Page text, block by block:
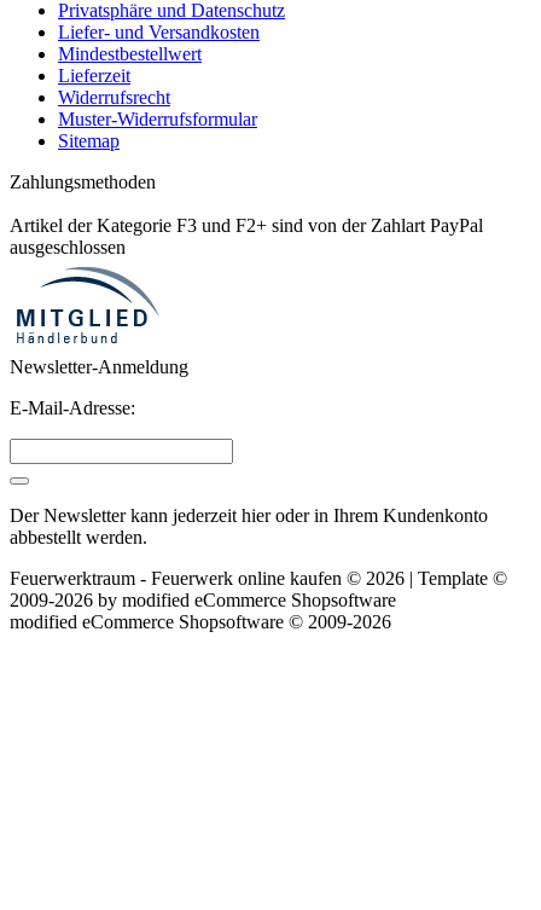
Privatsphäre und Datenschutz
Liefer- und Versandkosten
Mindestbestellwert
Lieferzeit
Widerrufsrecht
Muster-Widerrufsformular
Sitemap
Zahlungsmethoden
Artikel der Kategorie F3 und F2+ sind von der Zahlart PayPal
ausgeschlossen
Newsletter-Anmeldung
E-Mail-Adresse:
Der Newsletter kann jederzeit hier oder in Ihrem Kundenkonto
abbestellt werden.
Feuerwerktraum - Feuerwerk online kaufen © 2026 | Template ©
2009-2026 by modified eCommerce Shopsoftware
modified eCommerce Shopsoftware © 2009-2026